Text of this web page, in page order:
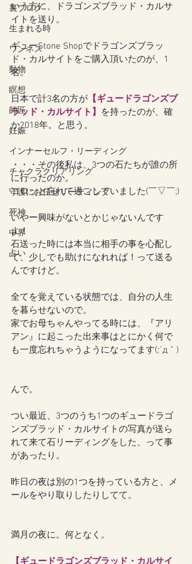
裏ブログ
生まれる時
ワンネス
動物
瞑想
師匠
妊娠
インナーセルフ・リーディング
チャクラクリアリング
守護にお任せリーディング
死神
中界
占い
いう方に、ドラゴンズブラッド・カルサ
イトを送り。
ギューStone Shopでドラゴンズブラッ
ド・カルサイトをご購入頂いたのが、1
名。
日本で計3名の方が 【ギュードラゴンズブ
ラッド・カルサイト】
を持ったのが、確
か2018年。と思う。
・・・その後私は、3つの石たちが誰の所
に行ったのか。
コロッと忘れて過ごしていました(￣▽￣;)
いやー興味がないとかじゃないんです
よ！
石送った時には本当に相手の事を心配し
て、少しでも助けになれれば！って送る
んですけど。
全てを覚えている状態では、自分の人生
を暮らせないので。
家でお母ちゃんやってる時には、『アリ
アン』に起こった出来事はとにかく何で
も一度忘れちゃうようになってます(;´д｀)
んで。
つい最近、3つのうち1つのギュードラゴ
ンズブラッド・カルサイトの写真が送ら
れて来て石リーディングをした、って事
があったり。
昨日の夜は別の1つを持っている方と、メ
ールをやり取りしたりしてて。
満月の夜に。何となく。
【ギュードラゴンズブラッド・カルサイ